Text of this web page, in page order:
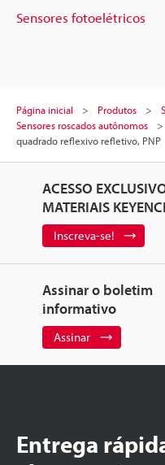
Sensores fotoelétricos
Página inicial Produtos
Sensores roscados autônomos
quadrado reflexivo refletivo, PNP
ACESSO
MATERIAIS
Inscreva-se!
Assinar o boletim
informativo
Assinar
Entrega